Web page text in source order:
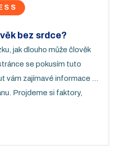
bez srdce?
jak dlouho může člověk
se pokusím tuto
vám zajímavé informace o
Projdeme si faktory,
nezapomeneme ani